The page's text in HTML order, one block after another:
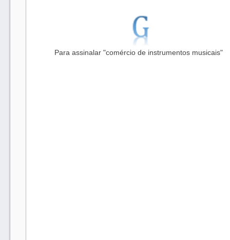
Para assinalar "comércio de instrumentos musicais"